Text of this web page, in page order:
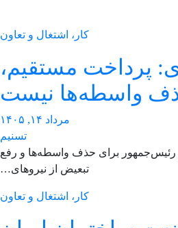
کار، اشتغال و تعاون
پرداخت مستقیم،
واسطه‌ها نیست
مرداد ۱۴, ۱۴۰۵
تسنیم
برای حذف واسطه‌ها و رفع
تبعیض از نیروهای…
کار، اشتغال و تعاون